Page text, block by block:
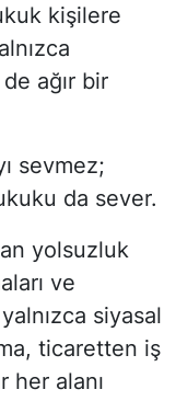
kişilere
ağır bir
sevmez;
da sever.
yolsuzluk
ve
siyasal
ticaretten iş
her alanı